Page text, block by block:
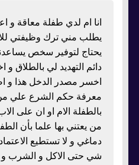
انا ام لدي طفلة معاقة
يطلب مني ترك وظيفتي
يحتاج لتوفير سخص
دائم التهديد لي بالطلاق
اخسر مصدر الدخل هذا و
معرفة حكم الشرع علي من
بالطفلة الام او ان على
من يعتني بها علما بأن
دماغي و لا تستطيع
شي حتى الاكل و الشرب و